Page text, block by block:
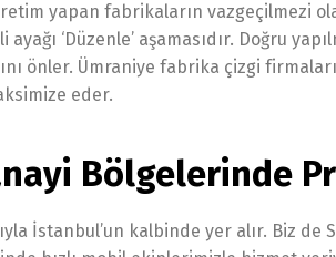
yapan fabrikaların vazgeçilmezi
‘Düzenle’ aşamasıdır. Doğru
önler. Ümraniye fabrika çizgi
eder.
Bölgelerinde
İstanbul’un kalbinde yer alır. Biz de